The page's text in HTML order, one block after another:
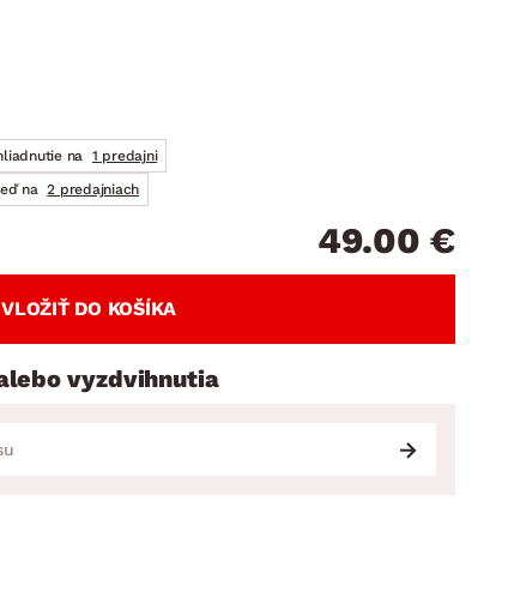
na 1 predajni
na 2 predajniach
49.00 €
VLOŽIŤ DO KOŠÍKA
vyzdvihnutia